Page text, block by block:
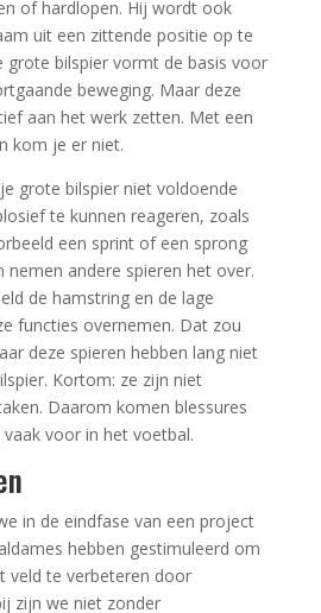
of hardlopen. Hij wordt ook
uit een zittende positie op te
grote bilspier vormt de basis voor
beweging. Maar deze
aan het werk zetten. Met een
kom je er niet.
grote bilspier niet voldoende
te kunnen reageren, zoals
een sprint of een sprong
nemen andere spieren het over.
de hamstring en de lage
functies overnemen. Dat zou
deze spieren hebben lang niet
Kortom: ze zijn niet
Daarom komen blessures
voor in het voetbal.
in de eindfase van een project
hebben gestimuleerd om
veld te verbeteren door
zijn we niet zonder